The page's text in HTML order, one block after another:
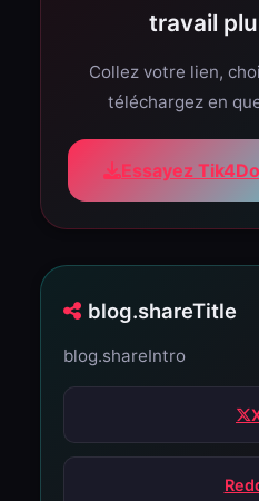
travail
Collez votre lien,
téléchargez en
Essayez
blog.shareTitle
blog.shareIntro